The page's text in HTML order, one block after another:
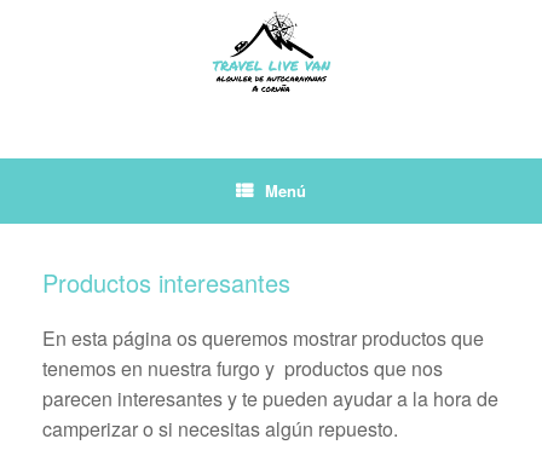
Menú
Productos interesantes
En esta página os queremos mostrar productos que
tenemos en nuestra furgo y productos que nos
parecen interesantes y te pueden ayudar a la hora de
camperizar o si necesitas algún repuesto.